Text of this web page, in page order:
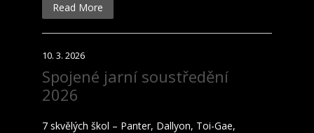
Read More
10. 3. 2026
Spojené jarní soustředění
2026
7 skvělých škol – Panter, Dallyon, Toi-Gae,